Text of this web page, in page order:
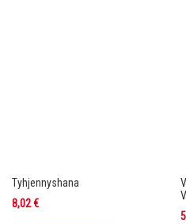
Tyhjennyshana
8,02 €